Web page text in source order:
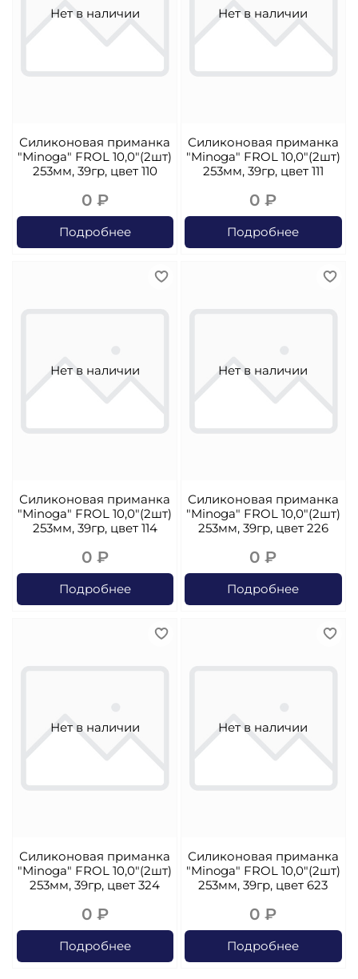
Нет в наличии
Силиконовая приманка
"Minoga" FROL 10,0"(2шт)
253мм, 39гр, цвет 110
0 ₽
Подробнее
Нет в наличии
Силиконовая приманка
"Minoga" FROL 10,0"(2шт)
253мм, 39гр, цвет 111
0 ₽
Подробнее
Нет в наличии
Силиконовая приманка
"Minoga" FROL 10,0"(2шт)
253мм, 39гр, цвет 114
0 ₽
Подробнее
Нет в наличии
Силиконовая приманка
"Minoga" FROL 10,0"(2шт)
253мм, 39гр, цвет 226
0 ₽
Подробнее
Нет в наличии
Силиконовая приманка
"Minoga" FROL 10,0"(2шт)
253мм, 39гр, цвет 324
0 ₽
Подробнее
Нет в наличии
Силиконовая приманка
"Minoga" FROL 10,0"(2шт)
253мм, 39гр, цвет 623
0 ₽
Подробнее